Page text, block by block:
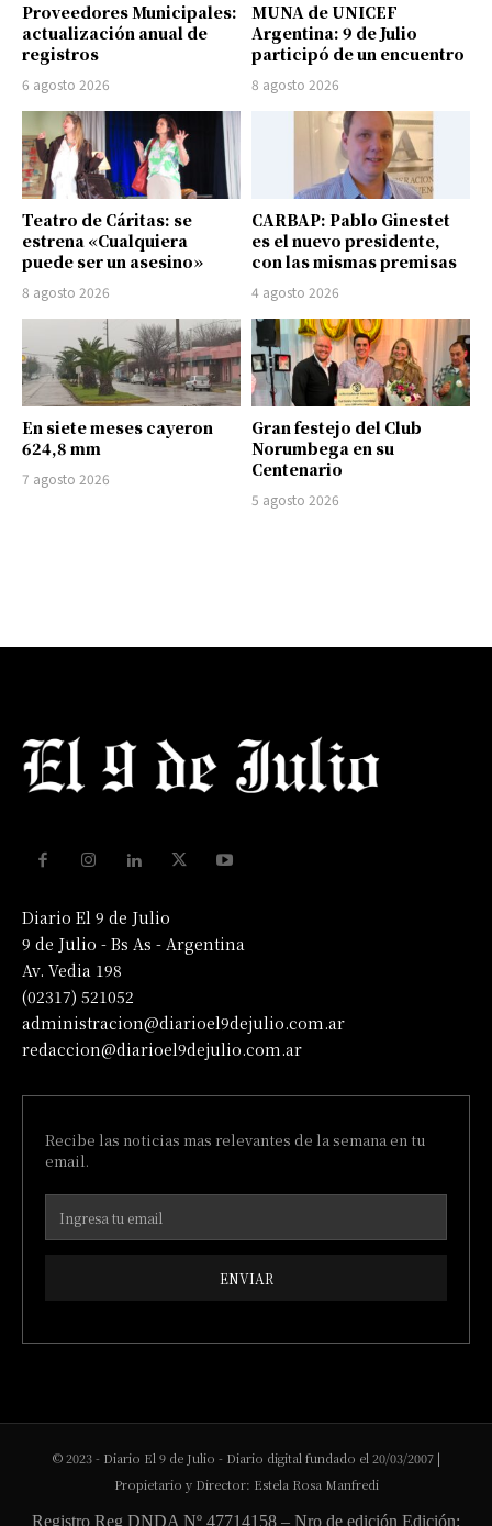
Proveedores Municipales:
actualización anual de
registros
6 agosto 2026
MUNA de UNICEF
Argentina: 9 de Julio
participó de un encuentro
8 agosto 2026
Teatro de Cáritas: se
estrena «Cualquiera
puede ser un asesino»
8 agosto 2026
CARBAP: Pablo Ginestet
es el nuevo presidente,
con las mismas premisas
4 agosto 2026
En siete meses cayeron
624,8 mm
7 agosto 2026
Gran festejo del Club
Norumbega en su
Centenario
5 agosto 2026
Diario El 9 de Julio
9 de Julio - Bs As - Argentina
Av. Vedia 198
(02317) 521052
administracion@diarioel9dejulio.com.ar
redaccion@diarioel9dejulio.com.ar
Recibe las noticias mas relevantes de la semana en tu
email.
ENVIAR
© 2023 - Diario El 9 de Julio - Diario digital fundado el 20/03/2007 |
Propietario y Director: Estela Rosa Manfredi
Registro Reg DNDA Nº 47714158 – Nro de edición Edición: